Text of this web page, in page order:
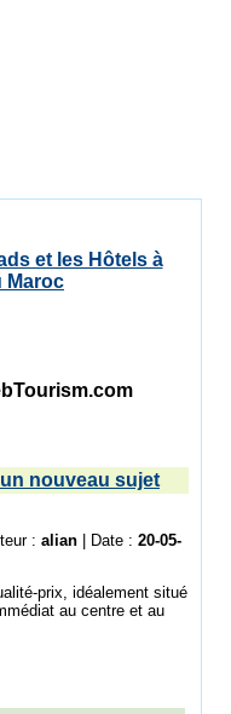
et les Hôtels à
Maroc
nouveau sujet
: alian | Date : 20-05-
prix, idéalement situé
au centre et au